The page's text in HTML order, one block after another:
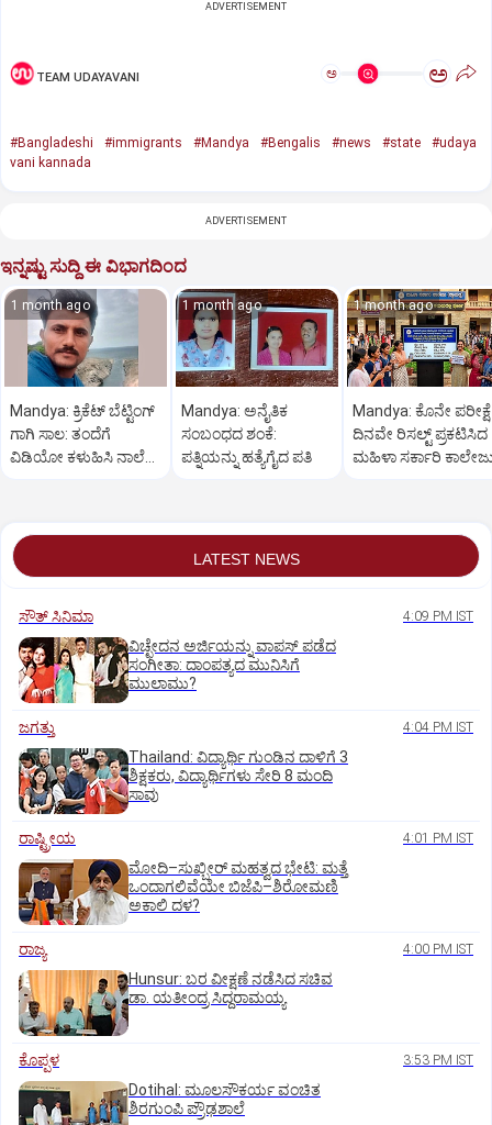
ADVERTISEMENT
TEAM UDAYAVANI ಅ ಅ
#Bangladeshi #immigrants #Mandya #Bengalis #news #state
#udaya
vani kannada
ADVERTISEMENT
ಇನ್ನಷ್ಟು ಸುದ್ದಿ ಈ ವಿಭಾಗದಿಂದ
1 month ago
Mandya: ಕ್ರಿಕೆಟ್‌ ಬೆಟ್ಟಿಂಗ್‌
ಗಾಗಿ ಸಾಲ: ತಂದೆಗೆ
ವಿಡಿಯೋ ಕಳುಹಿಸಿ ನಾಲೆಗೆ
1 month ago
Mandya: ಅನೈತಿಕ
ಸಂಬಂಧದ ಶಂಕೆ:
ಪತ್ನಿಯನ್ನು ಹತ್ಯೆಗೈದ ಪತಿ
1 month ago
Mandya: ಕೊನೇ ಪರೀಕ್ಷೆ
ದಿನವೇ ರಿಸಲ್ಟ್‌ ಪ್ರಕಟಿಸಿದ
ಮಹಿಳಾ ಸರ್ಕಾರಿ
LATEST NEWS
ಸೌತ್‌ ಸಿನಿಮಾ 4:09 PM IST
ವಿಚ್ಛೇದನ ಅರ್ಜಿಯನ್ನು ವಾಪಸ್‌ ಪಡೆದ
ಸಂಗೀತಾ: ದಾಂಪತ್ಯದ ಮುನಿಸಿಗೆ
ಮುಲಾಮು?
ಜಗತ್ತು 4:04 PM IST
Thailand: ವಿದ್ಯಾರ್ಥಿ ಗುಂಡಿನ ದಾಳಿಗೆ 3
ಶಿಕ್ಷಕರು, ವಿದ್ಯಾರ್ಥಿಗಳು ಸೇರಿ 8 ಮಂದಿ
ಸಾವು
ರಾಷ್ಟ್ರೀಯ 4:01 PM IST
ಮೋದಿ–ಸುಖ್ಬೀರ್ ಮಹತ್ವದ ಭೇಟಿ: ಮತ್ತೆ
ಒಂದಾಗಲಿವೆಯೇ ಬಿಜೆಪಿ–ಶಿರೋಮಣಿ
ಅಕಾಲಿ ದಳ?
ರಾಜ್ಯ 4:00 PM IST
Hunsur: ಬರ ವೀಕ್ಷಣೆ ನಡೆಸಿದ ಸಚಿವ
ಡಾ. ಯತೀಂದ್ರ ಸಿದ್ದರಾಮಯ್ಯ
ಕೊಪ್ಪಳ 3:53 PM IST
Dotihal: ಮೂಲಸೌಕರ್ಯ ವಂಚಿತ
ಶಿರಗುಂಪಿ ಪ್ರೌಢಶಾಲೆ